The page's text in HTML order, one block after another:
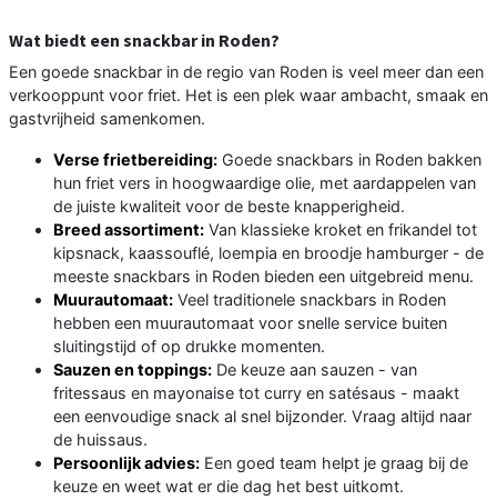
Wat biedt een snackbar in Roden?
Een goede snackbar in de regio van Roden is veel meer dan een
verkooppunt voor friet. Het is een plek waar ambacht, smaak en
gastvrijheid samenkomen.
Verse frietbereiding: Goede snackbars in Roden bakken
hun friet vers in hoogwaardige olie, met aardappelen van
de juiste kwaliteit voor de beste knapperigheid.
Breed assortiment: Van klassieke kroket en frikandel tot
kipsnack, kaassouflé, loempia en broodje hamburger - de
meeste snackbars in Roden bieden een uitgebreid menu.
Muurautomaat: Veel traditionele snackbars in Roden
hebben een muurautomaat voor snelle service buiten
sluitingstijd of op drukke momenten.
Sauzen en toppings: De keuze aan sauzen - van
fritessaus en mayonaise tot curry en satésaus - maakt
een eenvoudige snack al snel bijzonder. Vraag altijd naar
de huissaus.
Persoonlijk advies: Een goed team helpt je graag bij de
keuze en weet wat er die dag het best uitkomt.